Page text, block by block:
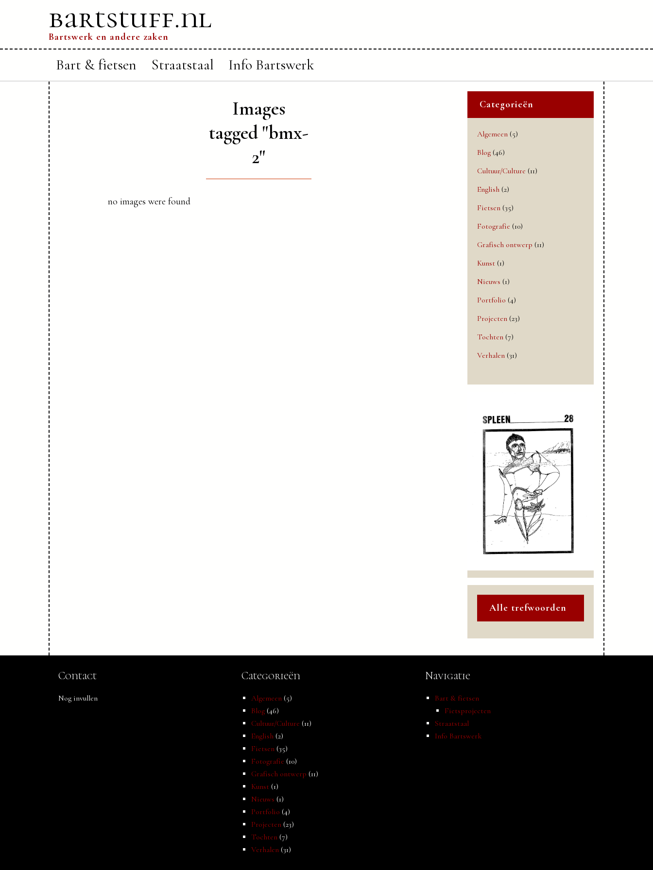
bartstuff.nl
Bartswerk en andere zaken
Bart & fietsen Straatstaal Info Bartswerk
Images
tagged "bmx-
2"
no images were found
Categorieën
Algemeen (5)
Blog (46)
Cultuur/Culture (11)
English (2)
Fietsen (35)
Fotografie (10)
Grafisch ontwerp (11)
Kunst (1)
Nieuws (1)
Portfolio (4)
Projecten (23)
Tochten (7)
Verhalen (31)
Alle trefwoorden
Contact
Nog invullen
Categorieën
Algemeen (5)
Blog (46)
Cultuur/Culture (11)
English (2)
Fietsen (35)
Fotografie (10)
Grafisch ontwerp (11)
Kunst (1)
Nieuws (1)
Portfolio (4)
Projecten (23)
Tochten (7)
Verhalen (31)
Navigatie
Bart & fietsen
Fietsprojecten
Straatstaal
Info Bartswerk